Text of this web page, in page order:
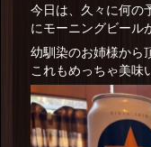
今日は、久々に何の
にモーニングビール
幼馴染のお姉様から
これもめっちゃ美味